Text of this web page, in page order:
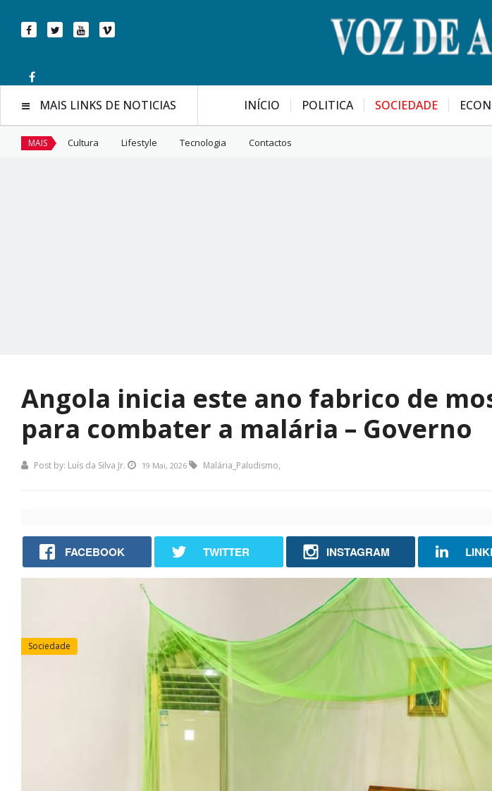
INÍCIO POLITICA SOCIEDADE
MAIS LINKS DE NOTICIAS
MAIS Cultura Lifestyle Tecnologia Contactos
Angola inicia este ano fabrico de
para combater a malária – Governo
Post by: Luís da Silva Jr. 19 Mai, 2026 Malária_Paludismo,
FACEBOOK TWITTER INSTAGRAM
Sociedade